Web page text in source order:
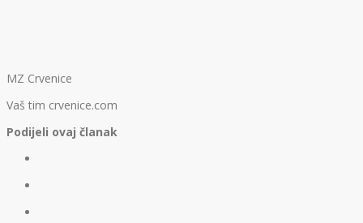
MZ Crvenice
Vaš tim crvenice.com
Podijeli ovaj članak